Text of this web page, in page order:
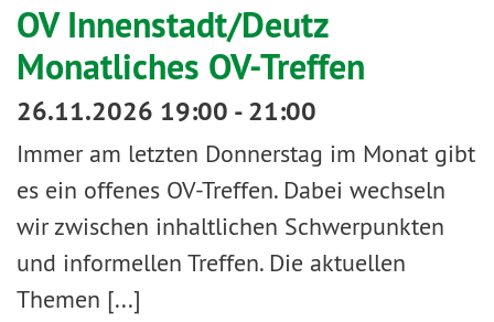
OV Innenstadt/Deutz
Monatliches OV-Treffen
26.11.2026 19:00 - 21:00
Immer am letzten Donnerstag im Monat gibt
es ein offenes OV-Treffen. Dabei wechseln
wir zwischen inhaltlichen Schwerpunkten
und informellen Treffen. Die aktuellen
Themen [...]